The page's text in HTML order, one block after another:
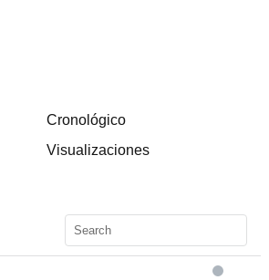
Cronológico
Visualizaciones